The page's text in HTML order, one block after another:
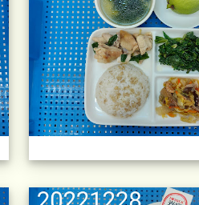
午餐擺盤 (上課日更新-111學年度)